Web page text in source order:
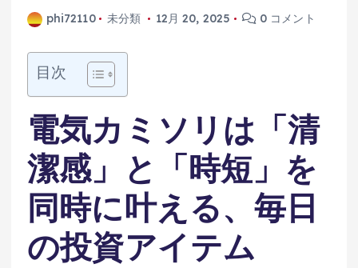
phi72110 未分類 12月 20, 2025 0 コメント
目次
電気カミソリは「清
潔感」と「時短」を
同時に叶える、毎日
の投資アイテム